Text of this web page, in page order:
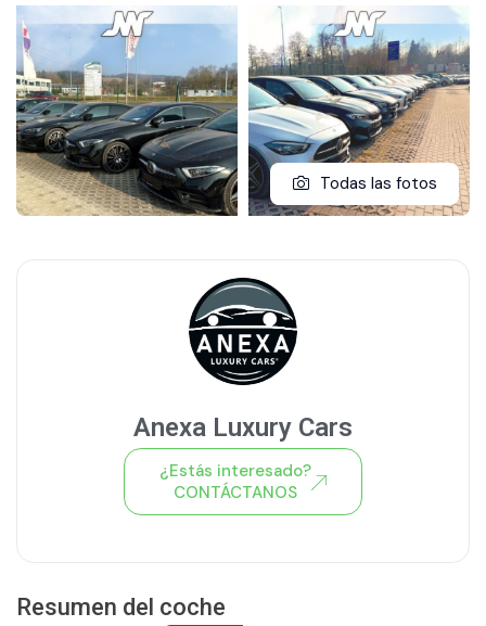
Todas las fotos
Resumen del coche
Anexa Luxury Cars
¿Estás interesado?
CONTÁCTANOS